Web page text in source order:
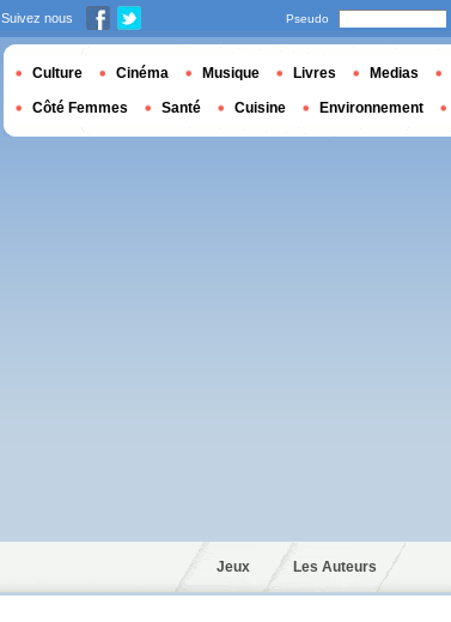
Jeux Les Auteurs
Suivez nous Pseudo
Culture Cinéma Musique Livres Medias
Côté Femmes Santé Cuisine Environnement